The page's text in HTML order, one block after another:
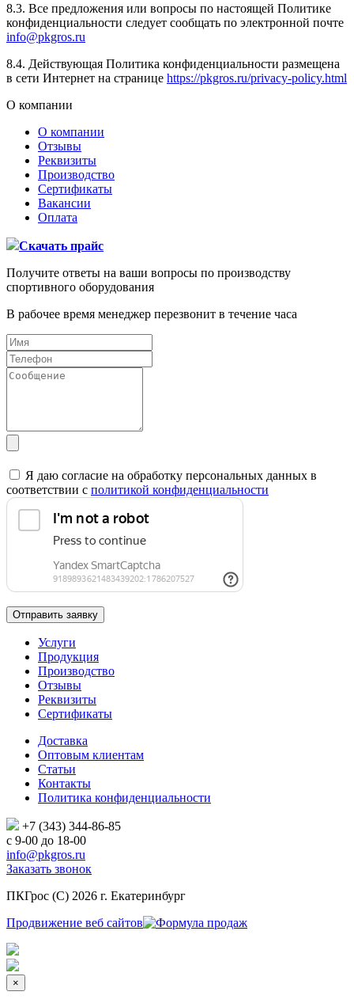
8.3. Все предложения или вопросы по настоящей Политике
конфиденциальности следует сообщать по электронной почте
info@pkgros.ru
8.4. Действующая Политика конфиденциальности размещена
в сети Интернет на странице https://pkgros.ru/privacy-policy.html
О компании
О компании
Отзывы
Реквизиты
Производство
Сертификаты
Вакансии
Оплата
Скачать прайс
Получите ответы на ваши вопросы по производству
спортивного оборудования
В рабочее время менеджер перезвонит в течение часа
Я даю согласие на обработку персональных данных в
соответствии с политикой конфиденциальности
Отправить заявку
Услуги
Продукция
Производство
Отзывы
Реквизиты
Сертификаты
Доставка
Оптовым клиентам
Статьи
Контакты
Политика конфиденциальности
+7 (343) 344-86-85
с 9-00 до 18-00
info@pkgros.ru
Заказать звонок
ПКГрос (С) 2026 г. Екатеринбург
Продвижение веб сайтов
×